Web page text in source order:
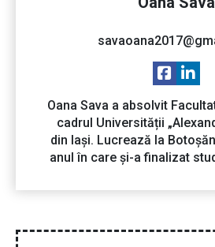
Oana Sava a absolvit
cadrul Universității
din Iași. Lucrează la
anul în care și-a finalizat